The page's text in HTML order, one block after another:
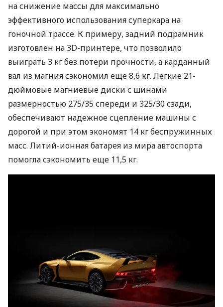
на снижение массы для максимально
эффективного использования суперкара на
гоночной трассе. К примеру, задний подрамник
изготовлен на 3D-принтере, что позволило
выиграть 3 кг без потери прочности, а карданный
вал из магния сэкономил еще 8,6 кг. Легкие 21-
дюймовые магниевые диски с шинами
размерностью 275/35 спереди и 325/30 сзади,
обеспечивают надежное сцепление машины с
дорогой и при этом экономят 14 кг беспружинных
масс. Литий-ионная батарея из мира автоспорта
помогла сэкономить еще 11,5 кг.